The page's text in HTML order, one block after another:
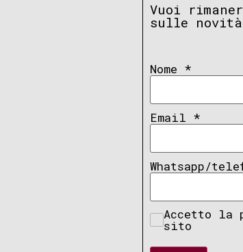
Vuoi
sulle
Nome *
Email *
Whatsapp/
Accetto la
sito